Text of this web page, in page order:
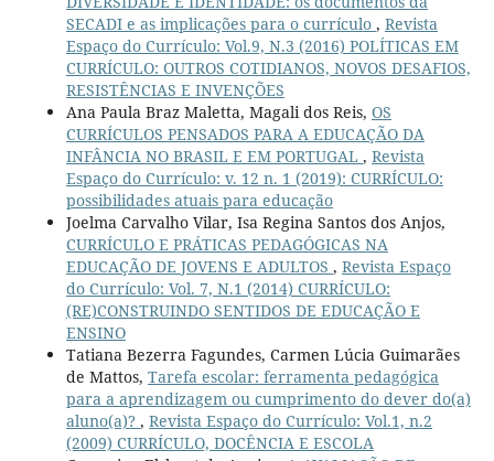
SECADI e as implicações para o currículo , Revista
Espaço do Currículo: Vol.9, N.3 (2016) POLÍTICAS EM
CURRÍCULO: OUTROS COTIDIANOS, NOVOS DESAFIOS,
RESISTÊNCIAS E INVENÇÕES
Ana Paula Braz Maletta, Magali dos Reis, OS
CURRÍCULOS PENSADOS PARA A EDUCAÇÃO DA
INFÂNCIA NO BRASIL E EM PORTUGAL , Revista
Espaço do Currículo: v. 12 n. 1 (2019): CURRÍCULO:
possibilidades atuais para educação
Joelma Carvalho Vilar, Isa Regina Santos dos Anjos,
CURRÍCULO E PRÁTICAS PEDAGÓGICAS NA
EDUCAÇÃO DE JOVENS E ADULTOS , Revista Espaço
do Currículo: Vol. 7, N.1 (2014) CURRÍCULO:
(RE)CONSTRUINDO SENTIDOS DE EDUCAÇÃO E
ENSINO
Tatiana Bezerra Fagundes, Carmen Lúcia Guimarães
de Mattos, Tarefa escolar: ferramenta pedagógica
para a aprendizagem ou cumprimento do dever do(a)
aluno(a)? , Revista Espaço do Currículo: Vol.1, n.2
(2009) CURRÍCULO, DOCÊNCIA E ESCOLA